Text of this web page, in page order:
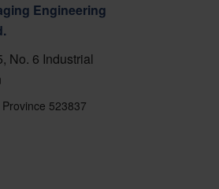
Engineering
No. 6 Industrial
523837